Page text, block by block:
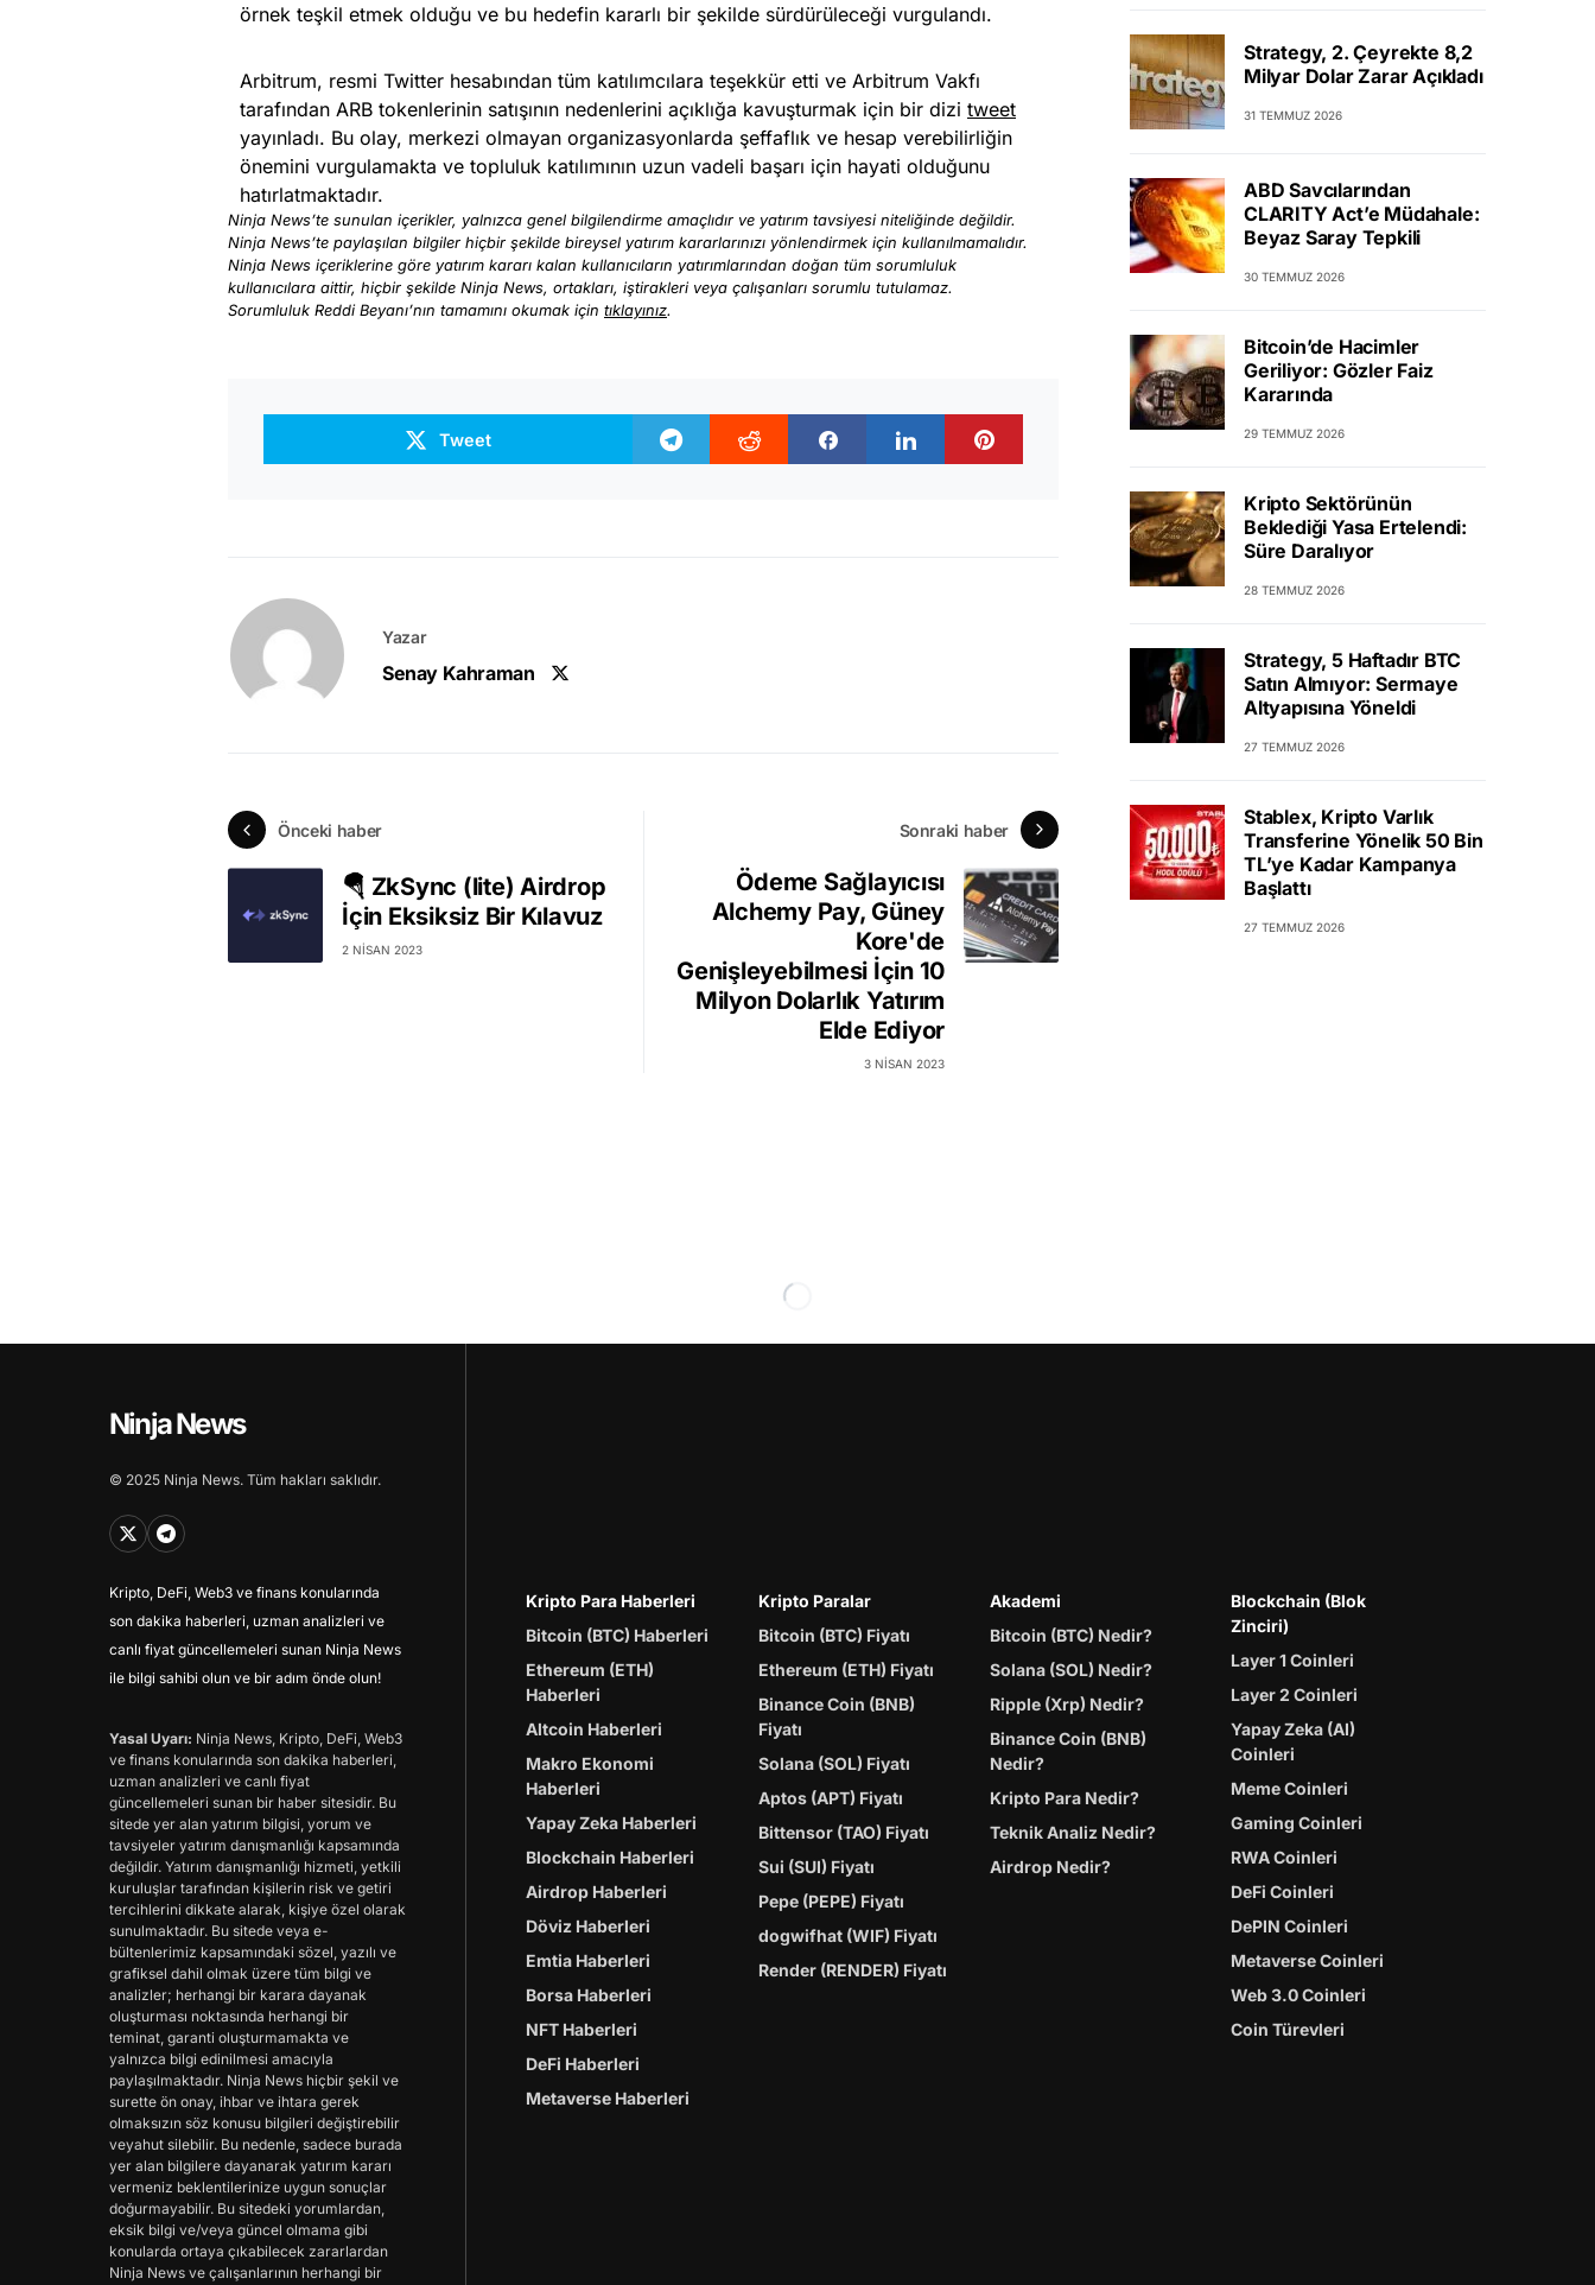
örnek teşkil etmek olduğu ve bu hedefin kararlı bir şekilde sürdürüleceği vurgulandı.
Arbitrum, resmi Twitter hesabından tüm katılımcılara teşekkür etti ve Arbitrum Vakfı
tarafından ARB tokenlerinin satışının nedenlerini açıklığa kavuşturmak için bir dizi tweet
yayınladı. Bu olay, merkezi olmayan organizasyonlarda şeffaflık ve hesap verebilirliğin
önemini vurgulamakta ve topluluk katılımının uzun vadeli başarı için hayati olduğunu
hatırlatmaktadır.
Ninja News’te sunulan içerikler, yalnızca genel bilgilendirme amaçlıdır ve yatırım tavsiyesi niteliğinde değildir.
Ninja News’te paylaşılan bilgiler hiçbir şekilde bireysel yatırım kararlarınızı yönlendirmek için kullanılmamalıdır.
Ninja News içeriklerine göre yatırım kararı kalan kullanıcıların yatırımlarından doğan tüm sorumluluk
kullanıcılara aittir, hiçbir şekilde Ninja News, ortakları, iştirakleri veya çalışanları sorumlu tutulamaz.
Sorumluluk Reddi Beyanı’nın tamamını okumak için tıklayınız.
Tweet
Yazar
Senay Kahraman
Önceki haber
🪂 ZkSync (lite) Airdrop
İçin Eksiksiz Bir Kılavuz
2 NISAN 2023
Sonraki haber
Ödeme Sağlayıcısı
Alchemy Pay, Güney
Kore'de
Genişleyebilmesi İçin 10
Milyon Dolarlık Yatırım
Elde Ediyor
3 NISAN 2023
Strategy, 2. Çeyrekte 8,2
Milyar Dolar Zarar Açıkladı
31 TEMMUZ 2026
ABD Savcılarından
CLARITY Act’e Müdahale:
Beyaz Saray Tepkili
30 TEMMUZ 2026
Bitcoin’de Hacimler
Geriliyor: Gözler Faiz
Kararında
29 TEMMUZ 2026
Kripto Sektörünün
Beklediği Yasa Ertelendi:
Süre Daralıyor
28 TEMMUZ 2026
Strategy, 5 Haftadır BTC
Satın Almıyor: Sermaye
Altyapısına Yöneldi
27 TEMMUZ 2026
Stablex, Kripto Varlık
Transferine Yönelik 50 Bin
TL’ye Kadar Kampanya
Başlattı
27 TEMMUZ 2026
Ninja News
© 2025 Ninja News. Tüm hakları saklıdır.
Kripto, DeFi, Web3 ve finans konularında
son dakika haberleri, uzman analizleri ve
canlı fiyat güncellemeleri sunan Ninja News
ile bilgi sahibi olun ve bir adım önde olun!
Yasal Uyarı: Ninja News, Kripto, DeFi, Web3
ve finans konularında son dakika haberleri,
uzman analizleri ve canlı fiyat
güncellemeleri sunan bir haber sitesidir. Bu
sitede yer alan yatırım bilgisi, yorum ve
tavsiyeler yatırım danışmanlığı kapsamında
değildir. Yatırım danışmanlığı hizmeti, yetkili
kuruluşlar tarafından kişilerin risk ve getiri
tercihlerini dikkate alarak, kişiye özel olarak
sunulmaktadır. Bu sitede veya e-
bültenlerimiz kapsamındaki sözel, yazılı ve
grafiksel dahil olmak üzere tüm bilgi ve
analizler; herhangi bir karara dayanak
oluşturması noktasında herhangi bir
teminat, garanti oluşturmamakta ve
yalnızca bilgi edinilmesi amacıyla
paylaşılmaktadır. Ninja News hiçbir şekil ve
surette ön onay, ihbar ve ihtara gerek
olmaksızın söz konusu bilgileri değiştirebilir
veyahut silebilir. Bu nedenle, sadece burada
yer alan bilgilere dayanarak yatırım kararı
vermeniz beklentilerinize uygun sonuçlar
doğurmayabilir. Bu sitedeki yorumlardan,
eksik bilgi ve/veya güncel olmama gibi
konularda ortaya çıkabilecek zararlardan
Ninja News ve çalışanlarının herhangi bir
Kripto Para Haberleri
Bitcoin (BTC) Haberleri
Ethereum (ETH)
Haberleri
Altcoin Haberleri
Makro Ekonomi
Haberleri
Yapay Zeka Haberleri
Blockchain Haberleri
Airdrop Haberleri
Döviz Haberleri
Emtia Haberleri
Borsa Haberleri
NFT Haberleri
DeFi Haberleri
Metaverse Haberleri
Kripto Paralar
Bitcoin (BTC) Fiyatı
Ethereum (ETH) Fiyatı
Binance Coin (BNB)
Fiyatı
Solana (SOL) Fiyatı
Aptos (APT) Fiyatı
Bittensor (TAO) Fiyatı
Sui (SUI) Fiyatı
Pepe (PEPE) Fiyatı
dogwifhat (WIF) Fiyatı
Render (RENDER) Fiyatı
Akademi
Bitcoin (BTC) Nedir?
Solana (SOL) Nedir?
Ripple (Xrp) Nedir?
Binance Coin (BNB)
Nedir?
Kripto Para Nedir?
Teknik Analiz Nedir?
Airdrop Nedir?
Blockchain (Blok
Zinciri)
Layer 1 Coinleri
Layer 2 Coinleri
Yapay Zeka (AI)
Coinleri
Meme Coinleri
Gaming Coinleri
RWA Coinleri
DeFi Coinleri
DePIN Coinleri
Metaverse Coinleri
Web 3.0 Coinleri
Coin Türevleri